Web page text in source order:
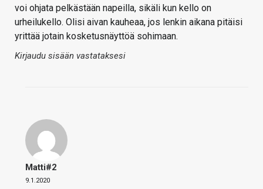
voi ohjata pelkästään napeilla, sikäli kun kello on
urheilukello. Olisi aivan kauheaa, jos lenkin aikana pitäisi
yrittää jotain kosketusnäyttöä sohimaan.
Kirjaudu sisään vastataksesi
Matti#2
9.1.2020